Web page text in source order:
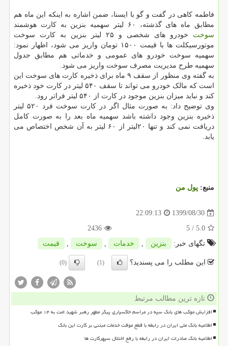
فاطمه کاهی در گفت و گو با ایسنا، ضمن اشاره به اینکه این ماه هم
مطابق ماه های گذشته، ۶۰ لیتر سهمیه بنزین به کارت هوشمند
سوخت
خودرو های شخصی و ۲۵ لیتر بنزین به کارت سوخت
موتورسیکلت ها با قیمت ۱۵۰۰ تومان واریز می شود، اظهار نمود:
سهمیه سوخت خودرو های عمومی و خدماتی هم مطابق جدول
سهمیه طرح مدیریت مصرف سوخت واریز می شود.
به گفته وی منظور از سقف ۹ ماه برای ذخیره کارت های سوخت این
است که مالک خودرو می تواند تا سقف ۵۴۰ لیتر در کارت خود ذخیره
کند و نباید میزان بنزین موجود در کارت از ۵۴۰ لیتر فراتر رود.
وی توضیح داد: به صورت مثال اگر در کارت سوخت فرد ۵۲۰ لیتر
ذخیره بنزین وجود داشته باشد سهمیه ماه بعد را به صورت کامل
دریافت نمی کند و تنها ۲۰لیتر از ۶۰ لیتر به آن شخص اختصاص می
یابد.
منبع: پول من
1399/08/30
22:09:13
5.0
/ 5
2436
تگهای خبر:
بنزین , خدمات , سوخت , قیمت
این مطلب را می پسندید؟ (1)
(0)
تازه ترین مطالب مرتبط
افزایش موکب های بانک سپه در مراسم خاکسپاری پیکر مطهر رهبر شهید امت به ۱۴ موکب
اطلاعیه بانک ملی ایران در رابطه با قطع موقت خدمات مبتنی بر کارت این بانک
اطلاعیه بانک صادرات ایران در رابطه با رفع اختلال سپهرکارت ها